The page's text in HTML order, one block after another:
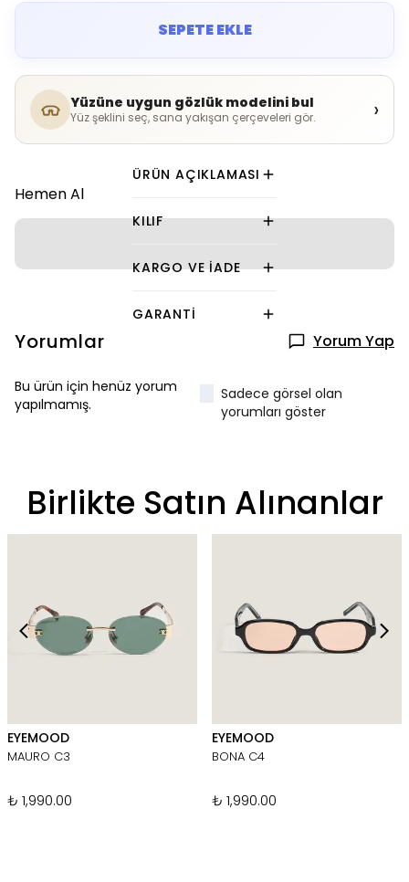
SEPETE EKLE
Yüzüne uygun gözlük modelini bul
Yüz şeklini seç, sana yakışan çerçeveleri gör. ›
Hemen Al
ÜRÜN AÇIKLAMASI
KILIF
KARGO VE İADE
GARANTI
Yorumlar Yorum Yap
Bu ürün için henüz yorum
yapılmamış.
Sadece görsel olan
yorumları göster
Birlikte Satın Alınanlar
EYEMOOD
MAURO C3
₺ 1,990.00
EYEMOOD
BONA C4
₺ 1,990.00